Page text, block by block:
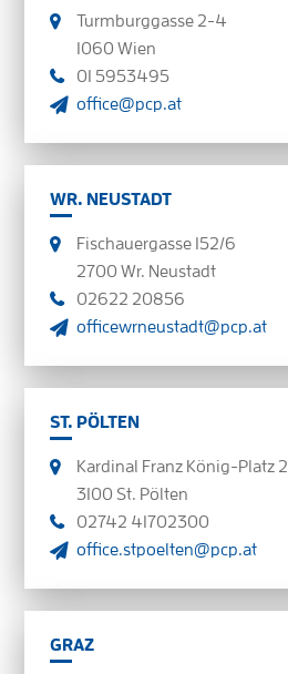
Turmburggasse 2-4
1060 Wien
01 5953495
office@pcp.at
WR. NEUSTADT
Fischauergasse 152/6
2700 Wr. Neustadt
02622 20856
officewrneustadt@pcp.at
ST. PÖLTEN
Kardinal Franz König-Platz 2
3100 St. Pölten
02742 41702300
office.stpoelten@pcp.at
GRAZ